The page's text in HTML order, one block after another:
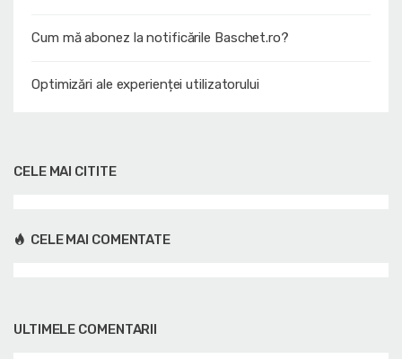
Cum mă abonez la notificările Baschet.ro?
Optimizări ale experienței utilizatorului
CELE MAI CITITE
CELE MAI COMENTATE
ULTIMELE COMENTARII